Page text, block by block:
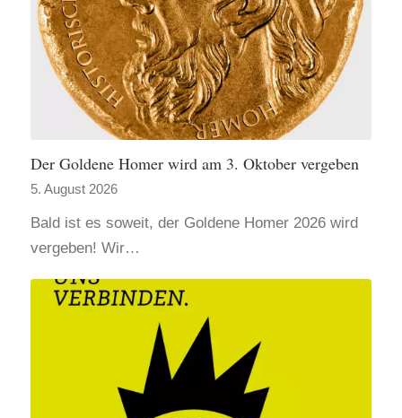
Der Goldene Homer wird am 3. Oktober vergeben
5. August 2026
Bald ist es soweit, der Goldene Homer 2026 wird
vergeben! Wir…